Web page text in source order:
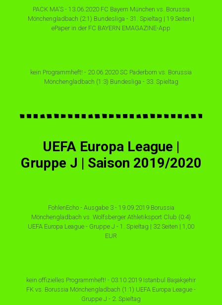
PACK MA'S - 13.06.2020 FC Bayern München vs. Borussia
Mönchengladbach (2:1) Bundesliga - 31. Spieltag | 19 Seiten |
ePaper in der FC BAYERN EMAGAZINE-App
kein Programmheft! - 20.06.2020 SC Paderborn vs. Borussia
Mönchengladbach (1:3) Bundesliga - 33. Spieltag
UEFA Europa League |
Gruppe J | Saison 2019/2020
FohlenEcho - Ausgabe 3 - 19.09.2019 Borussia
Mönchengladbach vs. Wolfsberger Athletiksport Club (0:4)
UEFA Europa League - Gruppe J - 1. Spieltag | 32 Seiten | 1,00
EUR
kein offizielles Programmheft! - 03.10.2019 Istanbul Başakşehir
FK vs. Borussia Mönchengladbach (1:1) UEFA Europa League -
Gruppe J - 2. Spieltag